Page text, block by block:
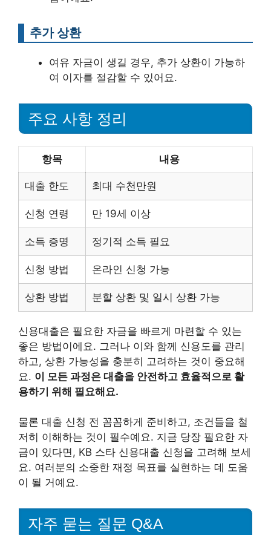
추가 상환
여유 자금이 생길 경우, 추가 상환이 가능하
여 이자를 절감할 수 있어요.
주요 사항 정리
항목 내용
대출 한도 최대 수천만원
신청 연령 만 19세 이상
소득 증명 정기적 소득 필요
신청 방법 온라인 신청 가능
상환 방법 분할 상환 및 일시 상환 가능
신용대출은 필요한 자금을 빠르게 마련할 수 있는
좋은 방법이에요. 그러나 이와 함께 신용도를 관리
하고, 상환 가능성을 충분히 고려하는 것이 중요해
요. 이 모든 과정은 대출을 안전하고 효율적으로 활
용하기 위해 필요해요.
물론 대출 신청 전 꼼꼼하게 준비하고, 조건들을 철
저히 이해하는 것이 필수예요. 지금 당장 필요한 자
금이 있다면, KB 스타 신용대출 신청을 고려해 보세
요. 여러분의 소중한 재정 목표를 실현하는 데 도움
이 될 거예요.
자주 묻는 질문 Q&A